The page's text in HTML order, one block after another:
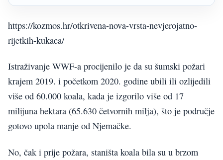
https://kozmos.hr/otkrivena-nova-vrsta-nevjerojatno-
rijetkih-kukaca/
Istraživanje WWF-a procijenilo je da su šumski požari
krajem 2019. i početkom 2020. godine ubili ili ozlijedili
više od 60.000 koala, kada je izgorilo više od 17
milijuna hektara (65.630 četvornih milja), što je područje
gotovo upola manje od Njemačke.
No, čak i prije požara, staništa koala bila su u brzom